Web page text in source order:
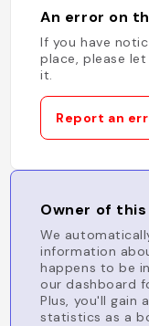
An error on
If you have
place, please
it.
Report an
Owner of this
We
information
happens to be
our dashboard
Plus, you'll gain
statistics as a